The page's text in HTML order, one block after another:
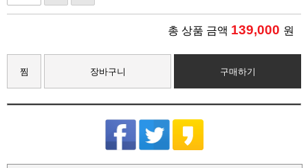
총 상품 금액 139,000 원
찜 장바구니 구매하기